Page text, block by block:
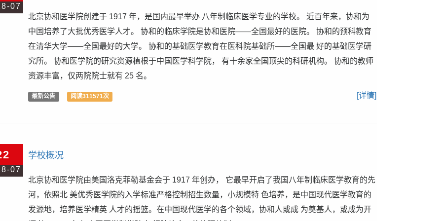
07
北京协和医学院创建于 1917 年，是国内最早举办 八年制临床医学专业的学校。 近百年来，协和为
中国培养了大批优秀医学人才。 协和的临床学院是协和医院——全国最好的医院。 协和的预科教育
在清华大学——全国最好的大学。 协和的基础医学教育在医科院基础所——全国最 好的基础医学研
究所。 协和医学院的研究资源植根于中国医学科学院， 有十余家全国顶尖的科研机构。 协和的教师
资源丰富，仅两院院士就有 25 名。
最新公告 阅读311571次 [详情]
07
学校概况
北京协和医学院由美国洛克菲勒基金会于 1917 年创办， 它最早开启了我国八年制临床医学教育的先
河，依照北 美优秀医学院的入学标准严格控制招生数量，小规模特 色培养，是中国现代医学教育的
发源地，培养医学精英 人才的摇篮。在中国现代医学的各个领域，协和人或成 为奠基人，或成为开